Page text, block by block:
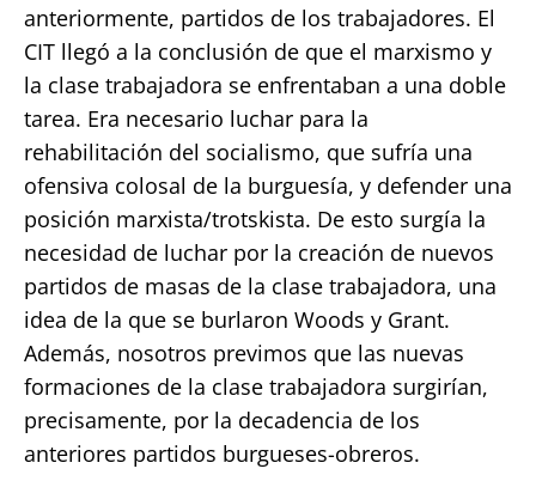
anteriormente, partidos de los trabajadores. El
CIT llegó a la conclusión de que el marxismo y
la clase trabajadora se enfrentaban a una doble
tarea. Era necesario luchar para la
rehabilitación del socialismo, que sufría una
ofensiva colosal de la burguesía, y defender una
posición marxista/trotskista. De esto surgía la
necesidad de luchar por la creación de nuevos
partidos de masas de la clase trabajadora, una
idea de la que se burlaron Woods y Grant.
Además, nosotros previmos que las nuevas
formaciones de la clase trabajadora surgirían,
precisamente, por la decadencia de los
anteriores partidos burgueses-obreros.